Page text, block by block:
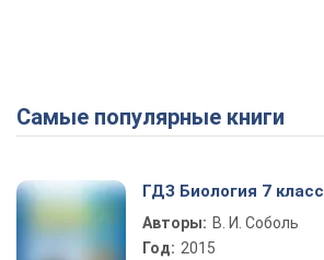
Самые популярные книги
ГДЗ Биология 7 класс
Авторы: В. И. Соболь
Год: 2015